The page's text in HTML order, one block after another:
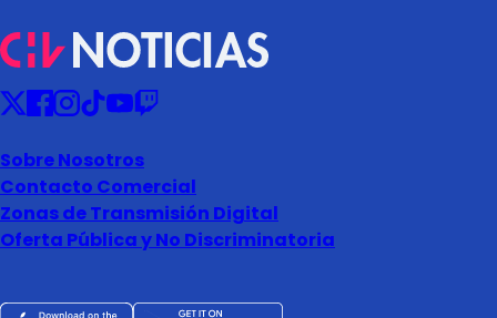
Sobre Nosotros
Contacto Comercial
Zonas de Transmisión Digital
Oferta Pública y No Discriminatoria